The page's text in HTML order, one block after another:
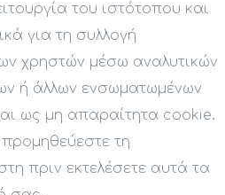
του ιστότοπου και
για τη συλλογή
χρηστών μέσω αναλυτικών
ή άλλων ενσωματωμένων
ως μη απαραίτητα cookie.
τη
πριν εκτελέσετε αυτά τα